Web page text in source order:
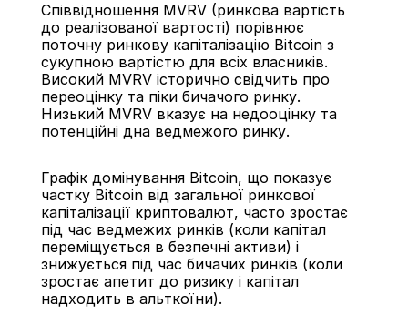
Співвідношення MVRV (ринкова вартість
до реалізованої вартості) порівнює
поточну ринкову капіталізацію Bitcoin з
сукупною вартістю для всіх власників.
Високий MVRV історично свідчить про
переоцінку та піки бичачого ринку.
Низький MVRV вказує на недооцінку та
потенційні дна ведмежого ринку.
Графік домінування Bitcoin, що показує
частку Bitcoin від загальної ринкової
капіталізації криптовалют, часто зростає
під час ведмежих ринків (коли капітал
переміщується в безпечні активи) і
знижується під час бичачих ринків (коли
зростає апетит до ризику і капітал
надходить в альткоїни).